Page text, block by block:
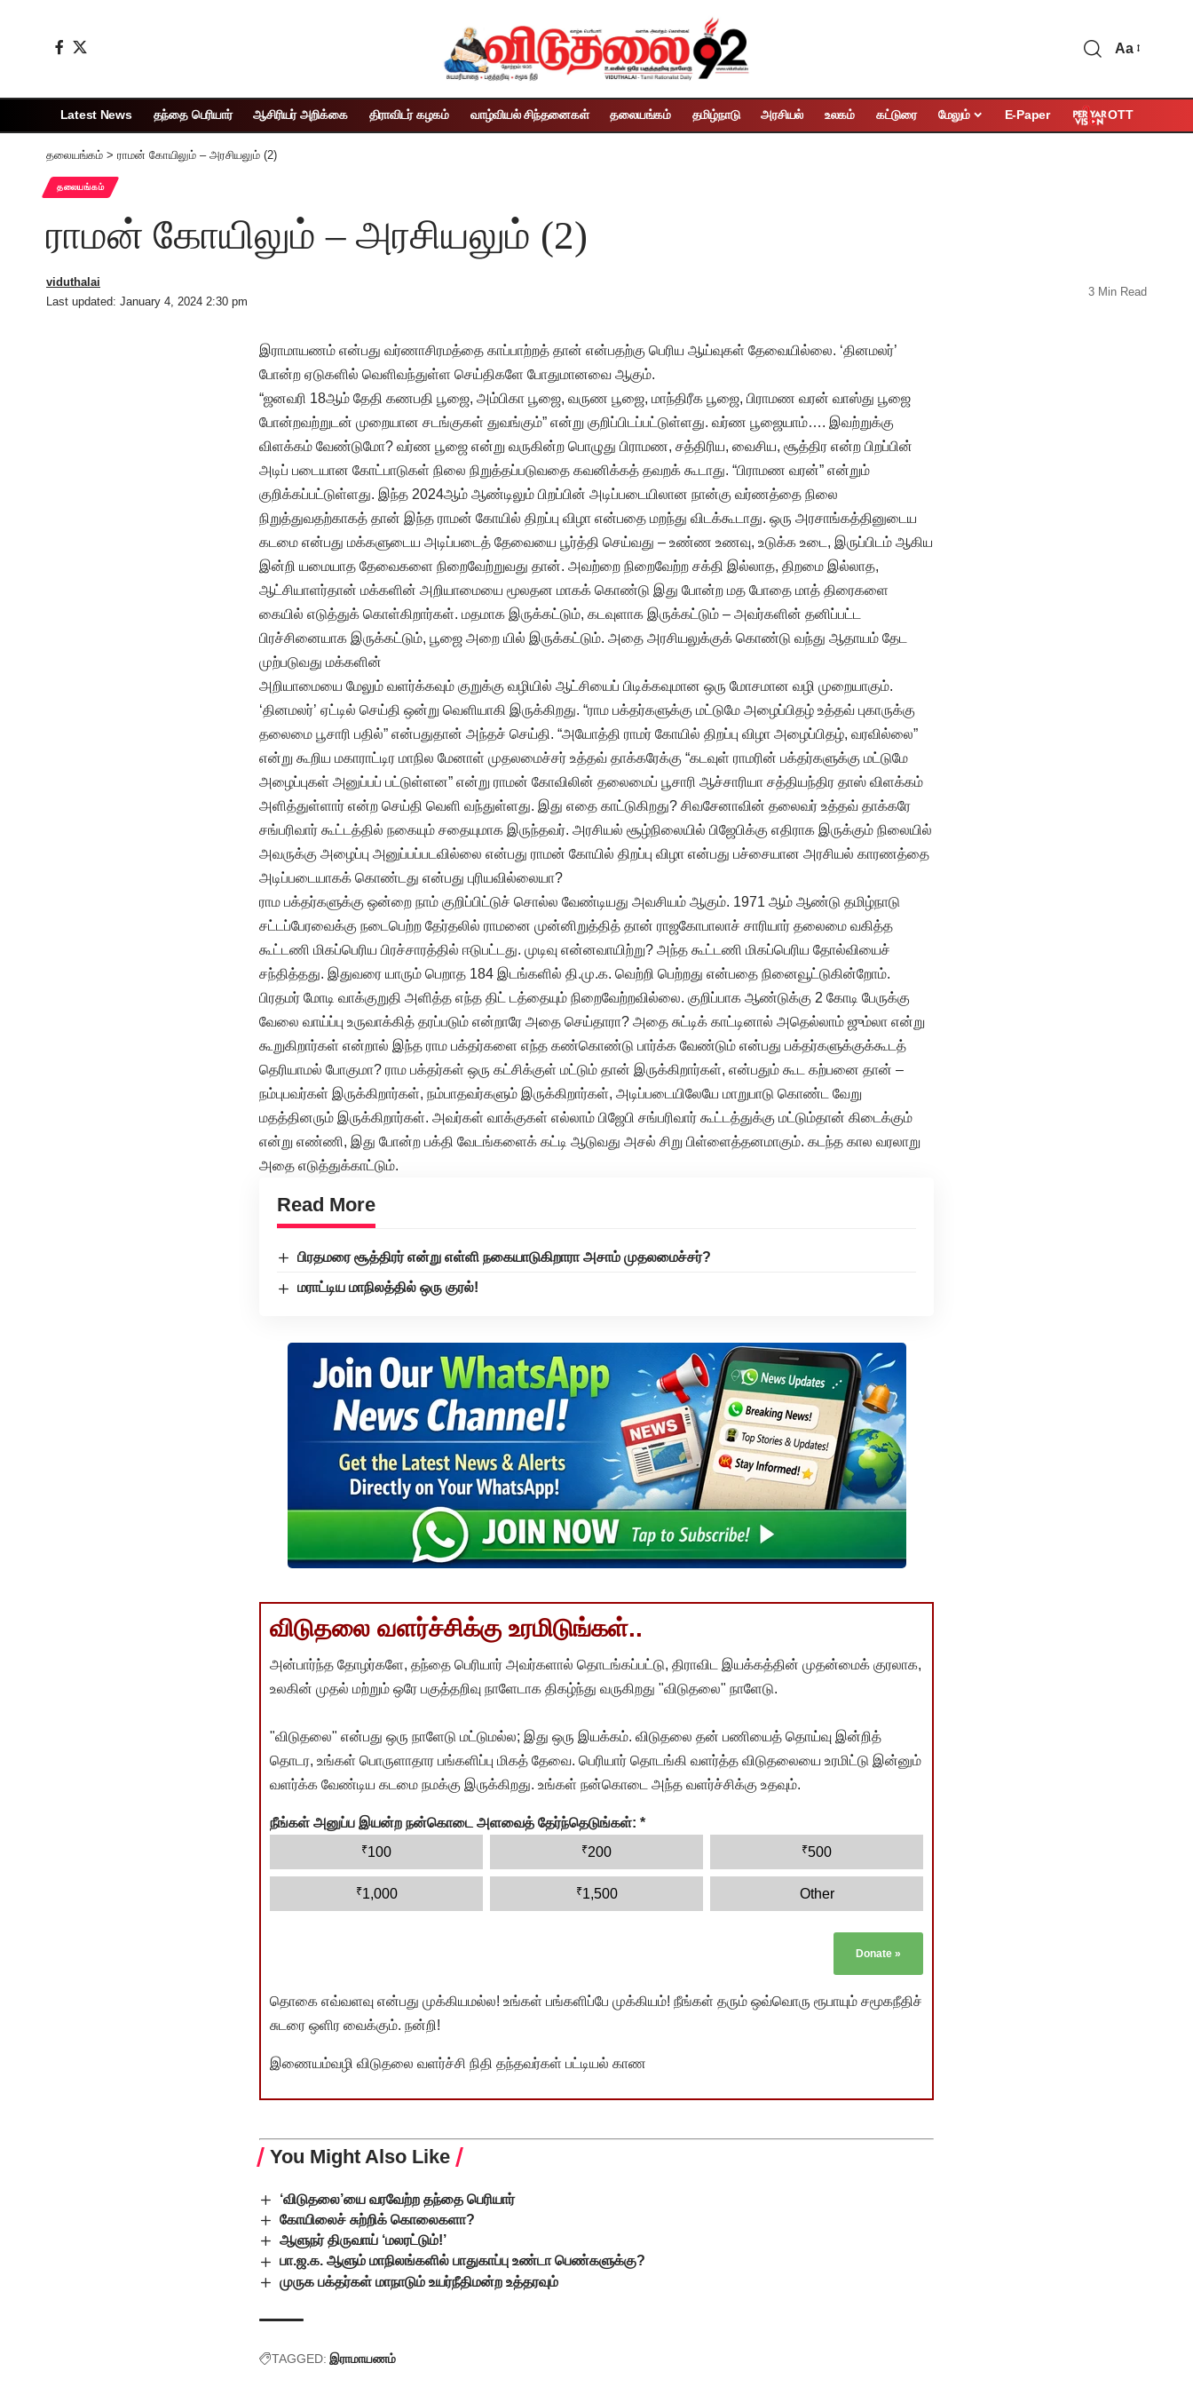
Aa
Latest News தந்தை பெரியார் ஆசிரியர் அறிக்கை திராவிடர் கழகம் வாழ்வியல் சிந்தனைகள் தலையங்கம் தமிழ்நாடு அரசியல் உலகம் கட்டுரை மேலும் E-Paper OTT
தலையங்கம் > ராமன் கோயிலும் – அரசியலும் (2)
தலையங்கம்
ராமன் கோயிலும் – அரசியலும் (2)
Last updated: January 4, 2024 2:30 pm
viduthalai
3 Min Read
இராமாயணம் என்பது வர்ணாசிரமத்தை காப்பாற்றத் தான் என்பதற்கு பெரிய ஆய்வுகள் தேவையில்லை. ‘தினமலர்’
போன்ற ஏடுகளில் வெளிவந்துள்ள செய்திகளே போதுமானவை ஆகும்.
“ஜனவரி 18ஆம் தேதி கணபதி பூஜை, அம்பிகா பூஜை, வருண பூஜை, மாந்திரீக பூஜை, பிராமண வரன் வாஸ்து பூஜை
போன்றவற்றுடன் முறையான சடங்குகள் துவங்கும்” என்று குறிப்பிடப்பட்டுள்ளது. வர்ண பூஜையாம்…. இவற்றுக்கு
விளக்கம் வேண்டுமோ? வர்ண பூஜை என்று வருகின்ற பொழுது பிராமண, சத்திரிய, வைசிய, சூத்திர என்ற பிறப்பின்
அடிப் படையான கோட்பாடுகள் நிலை நிறுத்தப்படுவதை கவனிக்கத் தவறக் கூடாது. “பிராமண வரன்” என்றும்
குறிக்கப்பட்டுள்ளது. இந்த 2024ஆம் ஆண்டிலும் பிறப்பின் அடிப்படையிலான நான்கு வர்ணத்தை நிலை
நிறுத்துவதற்காகத் தான் இந்த ராமன் கோயில் திறப்பு விழா என்பதை மறந்து விடக்கூடாது. ஒரு அரசாங்கத்தினுடைய
கடமை என்பது மக்களுடைய அடிப்படைத் தேவையை பூர்த்தி செய்வது – உண்ண உணவு, உடுக்க உடை, இருப்பிடம் ஆகிய
இன்றி யமையாத தேவைகளை நிறைவேற்றுவது தான். அவற்றை நிறைவேற்ற சக்தி இல்லாத, திறமை இல்லாத,
ஆட்சியாளர்தான் மக்களின் அறியாமையை மூலதன மாகக் கொண்டு இது போன்ற மத போதை மாத் திரைகளை
கையில் எடுத்துக் கொள்கிறார்கள். மதமாக இருக்கட்டும், கடவுளாக இருக்கட்டும் – அவர்களின் தனிப்பட்ட
பிரச்சினையாக இருக்கட்டும், பூஜை அறை யில் இருக்கட்டும். அதை அரசியலுக்குக் கொண்டு வந்து ஆதாயம் தேட
முற்படுவது மக்களின்
அறியாமையை மேலும் வளர்க்கவும் குறுக்கு வழியில் ஆட்சியைப் பிடிக்கவுமான ஒரு மோசமான வழி முறையாகும்.
‘தினமலர்’ ஏட்டில் செய்தி ஒன்று வெளியாகி இருக்கிறது. “ராம பக்தர்களுக்கு மட்டுமே அழைப்பிதழ் உத்தவ் புகாருக்கு
தலைமை பூசாரி பதில்” என்பதுதான் அந்தச் செய்தி. “அயோத்தி ராமர் கோயில் திறப்பு விழா அழைப்பிதழ், வரவில்லை”
என்று கூறிய மகாராட்டிர மாநில மேனாள் முதலமைச்சர் உத்தவ் தாக்கரேக்கு “கடவுள் ராமரின் பக்தர்களுக்கு மட்டுமே
அழைப்புகள் அனுப்பப் பட்டுள்ளன” என்று ராமன் கோவிலின் தலைமைப் பூசாரி ஆச்சாரியா சத்தியந்திர தாஸ் விளக்கம்
அளித்துள்ளார் என்ற செய்தி வெளி வந்துள்ளது. இது எதை காட்டுகிறது? சிவசேனாவின் தலைவர் உத்தவ் தாக்கரே
சங்பரிவார் கூட்டத்தில் நகையும் சதையுமாக இருந்தவர். அரசியல் சூழ்நிலையில் பிஜேபிக்கு எதிராக இருக்கும் நிலையில்
அவருக்கு அழைப்பு அனுப்பப்படவில்லை என்பது ராமன் கோயில் திறப்பு விழா என்பது பச்சையான அரசியல் காரணத்தை
அடிப்படையாகக் கொண்டது என்பது புரியவில்லையா?
ராம பக்தர்களுக்கு ஒன்றை நாம் குறிப்பிட்டுச் சொல்ல வேண்டியது அவசியம் ஆகும். 1971 ஆம் ஆண்டு தமிழ்நாடு
சட்டப்பேரவைக்கு நடைபெற்ற தேர்தலில் ராமனை முன்னிறுத்தித் தான் ராஜகோபாலாச் சாரியார் தலைமை வகித்த
கூட்டணி மிகப்பெரிய பிரச்சாரத்தில் ஈடுபட்டது. முடிவு என்னவாயிற்று? அந்த கூட்டணி மிகப்பெரிய தோல்வியைச்
சந்தித்தது. இதுவரை யாரும் பெறாத 184 இடங்களில் தி.மு.க. வெற்றி பெற்றது என்பதை நினைவூட்டுகின்றோம்.
பிரதமர் மோடி வாக்குறுதி அளித்த எந்த திட் டத்தையும் நிறைவேற்றவில்லை. குறிப்பாக ஆண்டுக்கு 2 கோடி பேருக்கு
வேலை வாய்ப்பு உருவாக்கித் தரப்படும் என்றாரே அதை செய்தாரா? அதை சுட்டிக் காட்டினால் அதெல்லாம் ஜும்லா என்று
கூறுகிறார்கள் என்றால் இந்த ராம பக்தர்களை எந்த கண்கொண்டு பார்க்க வேண்டும் என்பது பக்தர்களுக்குக்கூடத்
தெரியாமல் போகுமா? ராம பக்தர்கள் ஒரு கட்சிக்குள் மட்டும் தான் இருக்கிறார்கள், என்பதும் கூட கற்பனை தான் –
நம்புபவர்கள் இருக்கிறார்கள், நம்பாதவர்களும் இருக்கிறார்கள், அடிப்படையிலேயே மாறுபாடு கொண்ட வேறு
மதத்தினரும் இருக்கிறார்கள். அவர்கள் வாக்குகள் எல்லாம் பிஜேபி சங்பரிவார் கூட்டத்துக்கு மட்டும்தான் கிடைக்கும்
என்று எண்ணி, இது போன்ற பக்தி வேடங்களைக் கட்டி ஆடுவது அசல் சிறு பிள்ளைத்தனமாகும். கடந்த கால வரலாறு
அதை எடுத்துக்காட்டும்.
Read More
பிரதமரை சூத்திரர் என்று எள்ளி நகையாடுகிறாரா அசாம் முதலமைச்சர்?
மராட்டிய மாநிலத்தில் ஒரு குரல்!
விடுதலை வளர்ச்சிக்கு உரமிடுங்கள்..
அன்பார்ந்த தோழர்களே, தந்தை பெரியார் அவர்களால் தொடங்கப்பட்டு, திராவிட இயக்கத்தின் முதன்மைக் குரலாக,
உலகின் முதல் மற்றும் ஒரே பகுத்தறிவு நாளேடாக திகழ்ந்து வருகிறது "விடுதலை" நாளேடு.
"விடுதலை" என்பது ஒரு நாளேடு மட்டுமல்ல; இது ஒரு இயக்கம். விடுதலை தன் பணியைத் தொய்வு இன்றித்
தொடர, உங்கள் பொருளாதார பங்களிப்பு மிகத் தேவை. பெரியார் தொடங்கி வளர்த்த விடுதலையை உரமிட்டு இன்னும்
வளர்க்க வேண்டிய கடமை நமக்கு இருக்கிறது. உங்கள் நன்கொடை அந்த வளர்ச்சிக்கு உதவும்.
நீங்கள் அனுப்ப இயன்ற நன்கொடை அளவைத் தேர்ந்தெடுங்கள்: *
₹100 ₹200 ₹500
₹1,000 ₹1,500 Other
Donate »
தொகை எவ்வளவு என்பது முக்கியமல்ல! உங்கள் பங்களிப்பே முக்கியம்! நீங்கள் தரும் ஒவ்வொரு ரூபாயும் சமூகநீதிச்
சுடரை ஒளிர வைக்கும். நன்றி!
இணையம்வழி விடுதலை வளர்ச்சி நிதி தந்தவர்கள் பட்டியல் காண
You Might Also Like
‘விடுதலை’யை வரவேற்ற தந்தை பெரியார்
கோயிலைச் சுற்றிக் கொலைகளா?
ஆளுநர் திருவாய் ‘மலரட்டும்!’
பா.ஜ.க. ஆளும் மாநிலங்களில் பாதுகாப்பு உண்டா பெண்களுக்கு?
முருக பக்தர்கள் மாநாடும் உயர்நீதிமன்ற உத்தரவும்
TAGGED: இராமாயணம்